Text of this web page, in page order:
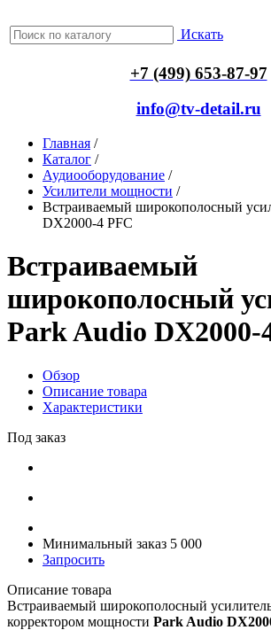
Искать
+7 (499) 653-87-97
info@tv-detail.ru
Главная /
Каталог /
Аудиооборудование /
Усилители мощности /
Встраиваемый широкополосный
DX2000-4 PFC
Встраиваемый
широкополосный
Park Audio DX2000-
Обзор
Описание товара
Характеристики
Под заказ
Минимальный заказ 5 000
Запросить
Описание товара
Встраиваемый широкополосный
корректором мощности Park Audio